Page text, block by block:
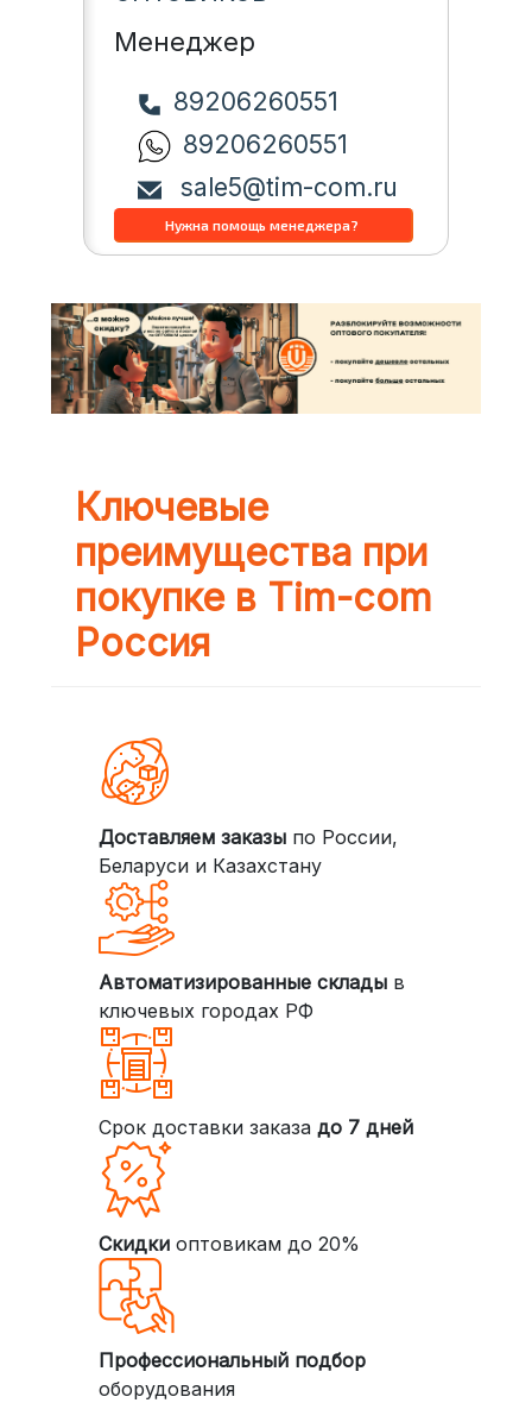
Менеджер
89206260551
89206260551
sale5@tim-com.ru
Ключевые
преимущества при
покупке в Tim-com
Россия
Доставляем заказыпо России,
Беларуси и Казахстану
Автоматизированные складыв
ключевых городах РФ
Срок доставки заказа до 7 дней
Скидкиоптовикам до 20%
Профессиональный подбор
оборудования